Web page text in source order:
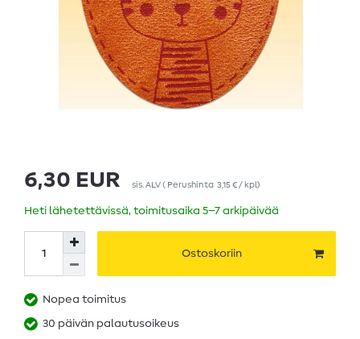
6,30 EUR sis. ALV( Perushinta 3,15 € / kpl)
Heti lähetettävissä, toimitusaika 5–7 arkipäivää
Ostoskoriin
Nopea toimitus
30 päivän palautusoikeus